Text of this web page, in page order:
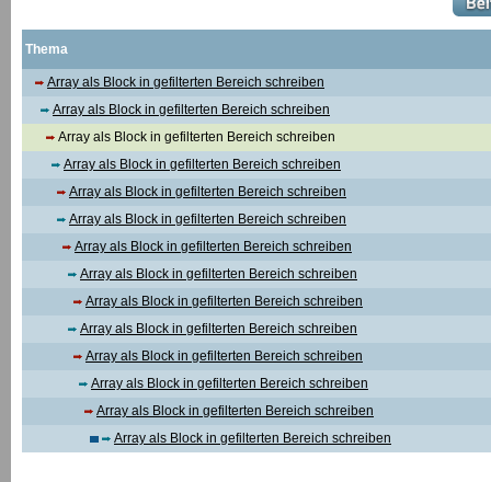
Thema
Array als Block in gefilterten Bereich schreiben
Array als Block in gefilterten Bereich schreiben
Array als Block in gefilterten Bereich schreiben
Array als Block in gefilterten Bereich schreiben
Array als Block in gefilterten Bereich schreiben
Array als Block in gefilterten Bereich schreiben
Array als Block in gefilterten Bereich schreiben
Array als Block in gefilterten Bereich schreiben
Array als Block in gefilterten Bereich schreiben
Array als Block in gefilterten Bereich schreiben
Array als Block in gefilterten Bereich schreiben
Array als Block in gefilterten Bereich schreiben
Array als Block in gefilterten Bereich schreiben
Array als Block in gefilterten Bereich schreiben